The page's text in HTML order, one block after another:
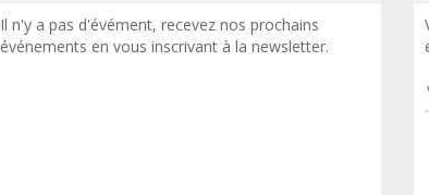
Le prochain Rendez-vous
thématique SoBIM se tiendra sur le
salon INNOBAT
Il n'y a pas d'évément, recevez nos prochains
événements en vous inscrivant à la newsletter.